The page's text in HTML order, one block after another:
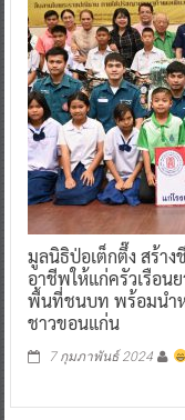
มูลนิธิป่อเต็กตึ๊ง สร้า
อาชีพให้แก่ครัวเรือน
พื้นที่ชนบท พร้อมนำ
ชาวขอนแก่น
7 กุมภาพันธ์ 2024